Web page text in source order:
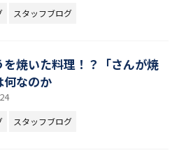
スタッフブログ
を焼いた料理！？「さんが焼
何なのか
スタッフブログ